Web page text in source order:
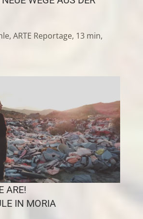
ARTE Reportage, 13 min,
ARE!
IN MORIA